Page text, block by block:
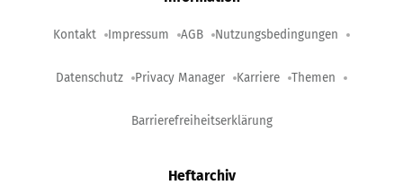
Kontakt Impressum AGB Nutzungsbedingungen
Datenschutz Privacy Manager Karriere Themen
Barrierefreiheitserklärung
Heftarchiv